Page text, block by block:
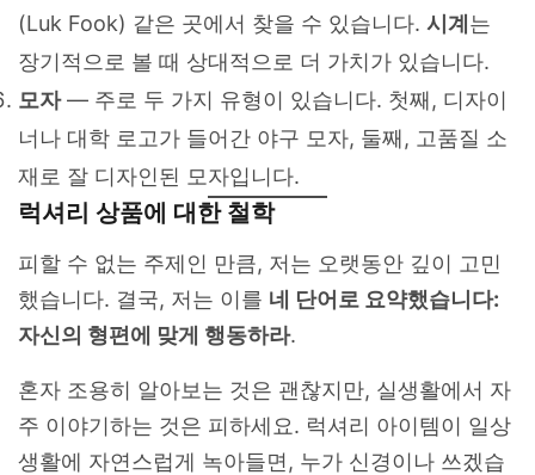
(Luk Fook) 같은 곳에서 찾을 수 있습니다. 시계는
장기적으로 볼 때 상대적으로 더 가치가 있습니다.
모자— 주로 두 가지 유형이 있습니다. 첫째, 디자이
너나 대학 로고가 들어간 야구 모자, 둘째, 고품질 소
재로 잘 디자인된 모자입니다.
럭셔리 상품에 대한 철학
피할 수 없는 주제인 만큼, 저는 오랫동안 깊이 고민
했습니다. 결국, 저는 이를 네 단어로 요약했습니다:
자신의 형편에 맞게 행동하라.
혼자 조용히 알아보는 것은 괜찮지만, 실생활에서 자
주 이야기하는 것은 피하세요. 럭셔리 아이템이 일상
생활에 자연스럽게 녹아들면, 누가 신경이나 쓰겠습